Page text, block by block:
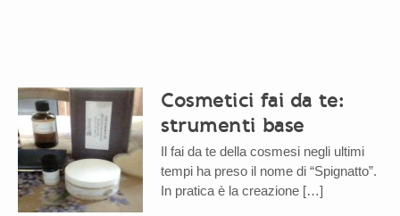
Cosmetici fai da te:
strumenti base
Il fai da te della cosmesi negli ultimi
tempi ha preso il nome di “Spignatto”.
In pratica è la creazione […]